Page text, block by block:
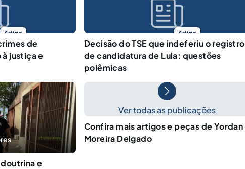
Artigo
de
justiça e
Artigo
Decisão do TSE que indeferiu o registro
de candidatura de Lula: questões
polêmicas
e
Ver todas as publicações
Confira mais artigos e peças de Yordan
Moreira Delgado